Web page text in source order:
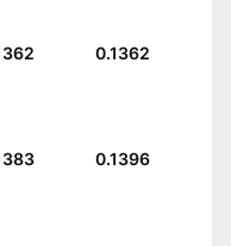
0.1362
0.1396